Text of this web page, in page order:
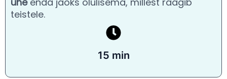
teistele.
15 min